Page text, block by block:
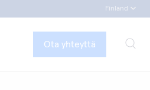
Finland
Ota yhteyttä